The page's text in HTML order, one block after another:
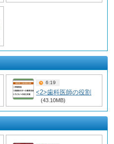
6:19
<2>歯科医師の役割
(43.10MB)